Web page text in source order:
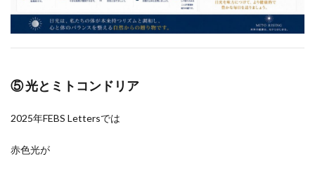
⑤ 光とミトコンドリア
2025年FEBS Lettersでは
赤色光が